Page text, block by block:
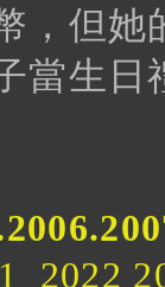
，但
當生日
2022